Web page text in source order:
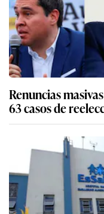
Renuncias
63 casos de